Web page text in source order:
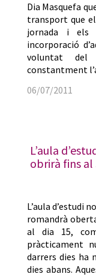
Dia Masquefa
transport que
jornada i els
incorporació
voluntat
constantment
06/07/2011
L’aula
obrirà fins al
L’aula d’estudi
romandrà
al dia 15,
pràcticament
darrers dies ha
dies abans.